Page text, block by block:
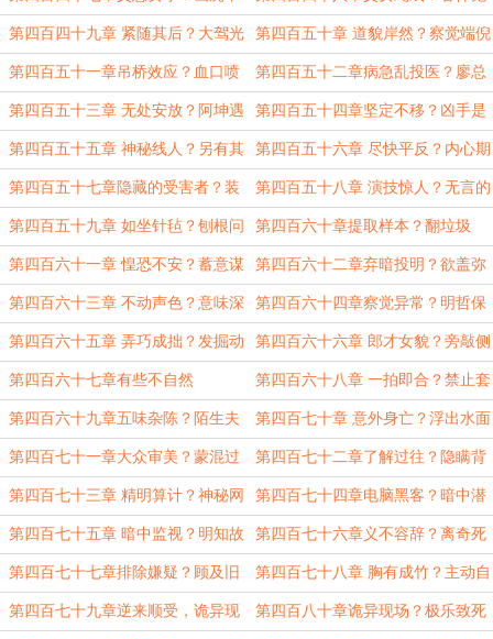
成 胎
第四百四十九章 紧随其后？大驾光
临
第四百五十章 道貌岸然？察觉端倪
第四百五十一章吊桥效应？血口喷
人
第四百五十二章病急乱投医？廖总
慌了
第四百五十三章 无处安放？阿坤遇
害
第四百五十四章坚定不移？凶手是
他？
第四百五十五章 神秘线人？另有其
人
第四百五十六章 尽快平反？内心期
待
第四百五十七章隐藏的受害者？装
傻充楞
第四百五十八章 演技惊人？无言的
默契
第四百五十九章 如坐针毡？刨根问
底
第四百六十章提取样本？翻垃圾
桶？
第四百六十一章 惶恐不安？蓄意谋
杀
第四百六十二章弃暗投明？欲盖弥
彰
第四百六十三章 不动声色？意味深
长
第四百六十四章察觉异常？明哲保
身
第四百六十五章 弄巧成拙？发掘动
机
第四百六十六章 郎才女貌？旁敲侧
击
第四百六十七章有些不自然 第四百六十八章 一拍即合？禁止套
娃
第四百六十九章五味杂陈？陌生夫
妻
第四百七十章 意外身亡？浮出水面
第四百七十一章大众审美？蒙混过
关
第四百七十二章了解过往？隐瞒背
景
第四百七十三章 精明算计？神秘网
友
第四百七十四章电脑黑客？暗中潜
伏
第四百七十五章 暗中监视？明知故
问
第四百七十六章义不容辞？离奇死
亡
第四百七十七章排除嫌疑？顾及旧
情
第四百七十八章 胸有成竹？主动自
首？
第四百七十九章逆来顺受，诡异现 第四百八十章诡异现场？极乐致死